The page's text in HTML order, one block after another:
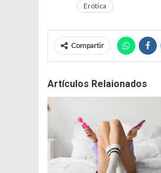
Erótica
Compartir
Artículos Relaionados